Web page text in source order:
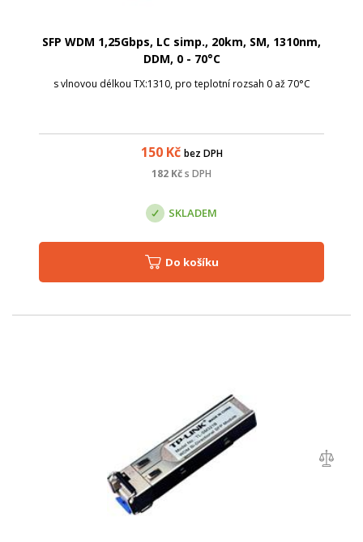
SFP WDM 1,25Gbps, LC simp., 20km, SM, 1310nm,
DDM, 0 - 70°C
s vlnovou délkou TX:1310, pro teplotní rozsah 0 až 70°C
150Kč bez DPH
182 Kčs DPH
SKLADEM
Do košíku